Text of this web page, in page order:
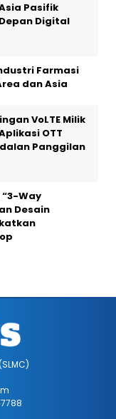
Pasifik
Digital
Farmasi
dan Asia
VoLTE Milik
OTT
Panggilan
Way
Desain